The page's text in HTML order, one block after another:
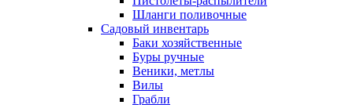
Шланги поливочные
Садовый инвентарь
Баки хозяйственные
Буры ручные
Веники, метлы
Вилы
Грабли